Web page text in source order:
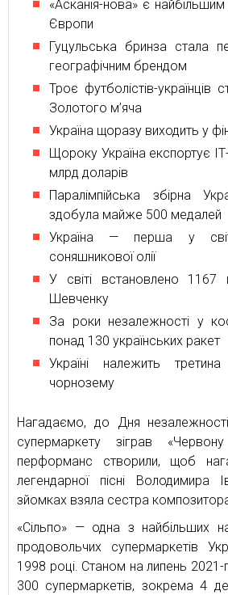
«Асканія-нова» є
Європи
Гуцульська бринза стала
географічним брендом
Троє футболістів-українців
Золотого м’яча
Україна щоразу виходить у
Щороку Україна експортує
млрд доларів
Паралімпійська збірна
здобула майже 500 медалей
Україна — перша у
соняшникової олії
У світі встановлено 1167
Шевченку
За роки незалежності у
понад 130 українських ракет
Україні належить третина
чорнозему
Нагадаємо, до Дня
супермаркету зіграв
перформанс створили, щоб
легендарної пісні Володимира
зйомках взяла сестра
«Сільпо» — одна з найбільших
продовольчих супермаркетів
1998 році. Станом на липень
300 супермаркетів, зокрема 4